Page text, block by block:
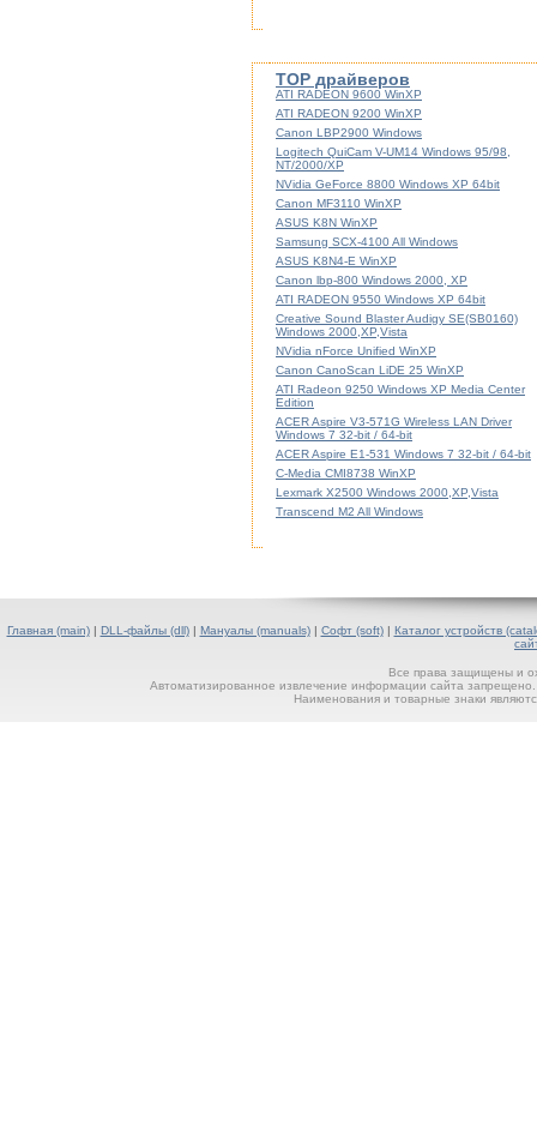
TOP драйверов
ATI RADEON 9600 WinXP
ATI RADEON 9200 WinXP
Canon LBP2900 Windows
Logitech QuiCam V-UM14 Windows 95/98,
NT/2000/XP
NVidia GeForce 8800 Windows XP 64bit
Canon MF3110 WinXP
ASUS K8N WinXP
Samsung SCX-4100 All Windows
ASUS K8N4-E WinXP
Canon lbp-800 Windows 2000, XP
ATI RADEON 9550 Windows XP 64bit
Creative Sound Blaster Audigy SE(SB0160)
Windows 2000,XP,Vista
NVidia nForce Unified WinXP
Canon CanoScan LiDE 25 WinXP
ATI Radeon 9250 Windows XP Media Center
Edition
ACER Aspire V3-571G Wireless LAN Driver
Windows 7 32-bit / 64-bit
ACER Aspire E1-531 Windows 7 32-bit / 64-bit
C-Media CMI8738 WinXP
Lexmark X2500 Windows 2000,XP,Vista
Transcend M2 All Windows
Главная (main)| DLL-файлы (dll)| Мануалы (manuals)| Софт (soft)|
Каталог устройств
Все права защищены и
Автоматизированное извлечение информации сайта
Наименования и товарные знаки